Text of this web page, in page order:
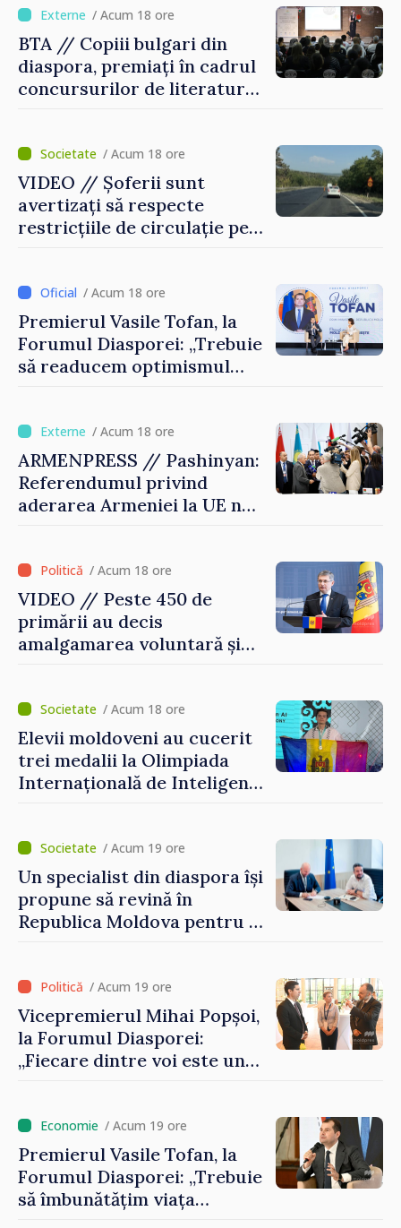
/ Acum 18 ore
BTA // Copiii bulgari din
diaspora, premiați în cadrul
concursurilor de literatură,
Bulgarii din Străinătate
/ Acum 18 ore
VIDEO // Șoferii sunt
avertizați să respecte
restricțiile de circulație pe
reparație/ Acum 18 ore
Premierul Vasile Tofan, la
Forumul Diasporei: „Trebuie
să readucem optimismul
direcția corectă”
/ Acum 18 ore
ARMENPRESS // Pashinyan:
Referendumul privind
aderarea Armeniei la UE nu
/ Acum 18 ore
VIDEO // Peste 450 de
primării au decis
amalgamarea voluntară și
Grosu: „Este important să
depășim blocajele și să dăm o
șansă localităților să se
dezvolte”
/ Acum 18 ore
Elevii moldoveni au cucerit
trei medalii la Olimpiada
Internațională de Inteligență
/ Acum 19 ore
Un specialist din diaspora își
propune să revină în
Republica Moldova pentru a
/ Acum 19 ore
Vicepremierul Mihai Popșoi,
la Forumul Diasporei:
„Fiecare dintre voi este un
imaginii Republicii Moldova”
/ Acum 19 ore
Premierul Vasile Tofan, la
Forumul Diasporei: „Trebuie
să îmbunătățim viața